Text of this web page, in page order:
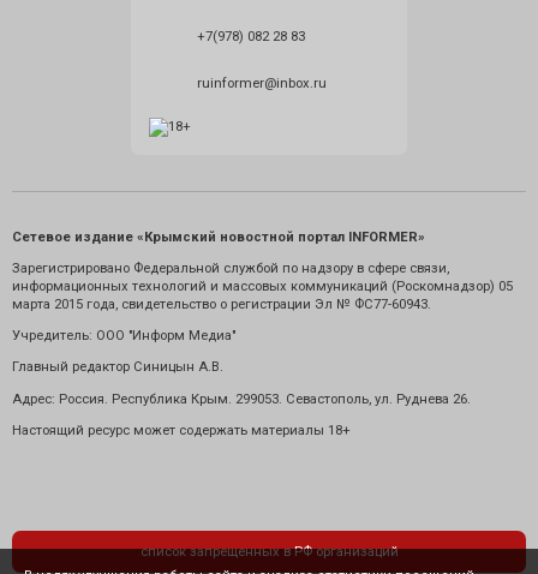
+7(978) 082 28 83
ruinformer@inbox.ru
Сетевое издание «Крымский новостной портал INFORMER»
Зарегистрировано Федеральной службой по надзору в сфере связи,
информационных технологий и массовых коммуникаций (Роскомнадзор) 05
марта 2015 года, свидетельство о регистрации Эл № ФС77-60943.
Учредитель: ООО "Информ Медиа"
Главный редактор Синицын А.В.
Адрес: Россия. Республика Крым. 299053. Севастополь, ул. Руднева 26.
Настоящий ресурс может содержать материалы 18+
список запрещенных в РФ организаций